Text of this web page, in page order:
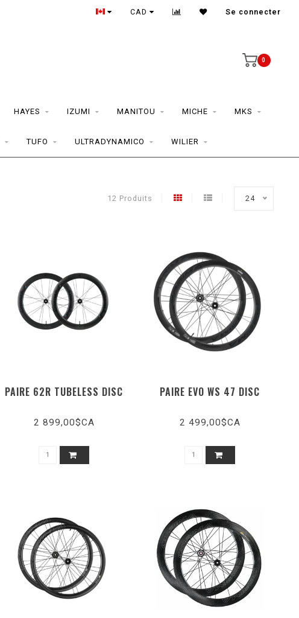
CAD Se connecter
0
HAYES IZUMI MANITOU MICHE MKS
TUFO ULTRADYNAMICO WILIER
12 Produits 24
PAIRE 62R TUBELESS DISC
2 899,00$CA
PAIRE EVO WS 47 DISC
2 499,00$CA